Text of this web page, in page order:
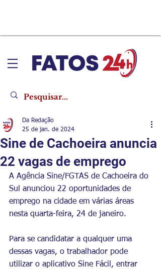
Sine de Cachoeira anuncia
22 vagas de emprego
Da Redação
25 de jan. de 2024
A Agência Sine/FGTAS de Cachoeira do
Sul anunciou 22 oportunidades de
emprego na cidade em várias áreas
nesta quarta-feira, 24 de janeiro.
Para se candidatar a qualquer uma
dessas vagas, o trabalhador pode
utilizar o aplicativo Sine Fácil, entrar